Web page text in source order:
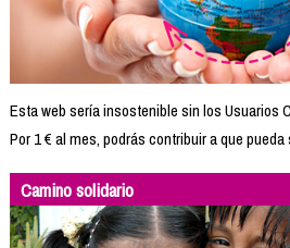
Esta web sería insostenible sin los Usuarios
Por 1 € al mes, podrás contribuir a que
Camino solidario